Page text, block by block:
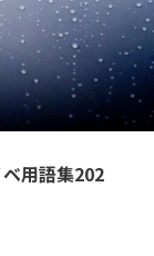
用語集202